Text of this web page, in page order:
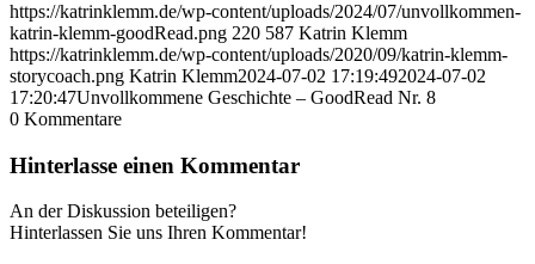
https://katrinklemm.de/wp-content/uploads/2024/07/unvollkommen-
katrin-klemm-goodRead.png 220 587 Katrin Klemm
https://katrinklemm.de/wp-content/uploads/2020/09/katrin-klemm-
storycoach.png Katrin Klemm2024-07-02 17:19:492024-07-02
17:20:47Unvollkommene Geschichte – GoodRead Nr. 8
0 Kommentare
Hinterlasse einen Kommentar
An der Diskussion beteiligen?
Hinterlassen Sie uns Ihren Kommentar!